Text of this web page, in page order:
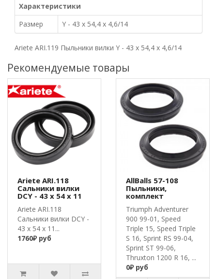
Характеристики
Размер
Y - 43 x 54,4 x 4,6/14
Ariete ARI.119 Пыльники вилки Y - 43 x 54,4 x 4,6/14
Рекомендуемые товары
Ariete ARI.118
Cальники вилки
DCY - 43 x 54 x 11
Ariete ARI.118
Сальники вилки DCY -
43 x 54 x 11...
1760₽ руб
AllBalls 57-108
Пыльники,
комплект
Triumph Adventurer
900 99-01, Speed
Triple 15, Speed Triple
S 16, Sprint RS 99-04,
Sprint ST 99-06,
Thruxton 1200 R 16, ...
0₽ руб